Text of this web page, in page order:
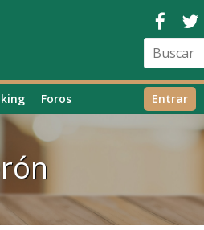
Foros Entrar